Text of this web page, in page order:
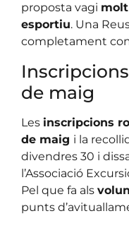
proposta vagi
esportiu. Una
completament
de maig
Les inscripcions
de maig i la
divendres 30 i
l’Associació
Pel que fa als
punts